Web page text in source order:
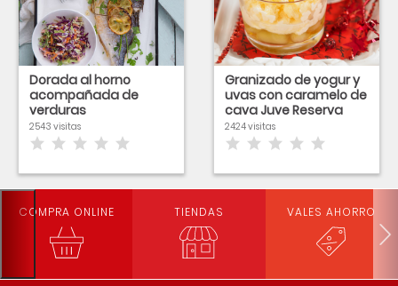
Dorada al horno
acompañada de
verduras
2543 visitas
Granizado de yogur y
uvas con caramelo de
cava Juve Reserva
Camps y tomillo
2424 visitas
COMPRA ONLINE TIENDAS VALES AHORRO